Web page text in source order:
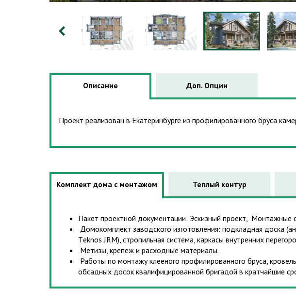
Описание Доп. Опции
Проект реализован в Екатеринбурге из профилированного бруса
Комплект дома с монтажом Теплый контур
Пакет проектной документации: Эскизный проект, Монтажные
Домокомплект заводского изготовления: подкладная доска
Тeknos JRM), стропильная система, каркасы внутренних
Метизы, крепеж и расходные материалы.
Работы по монтажу клееного профилированного бруса,
обсадных досок квалифицированной бригадой в кратчайшие